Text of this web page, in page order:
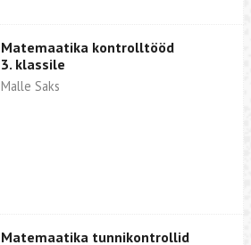
Matemaatika kontrolltööd
3. klassile
Malle Saks
Matemaatika tunnikontrollid